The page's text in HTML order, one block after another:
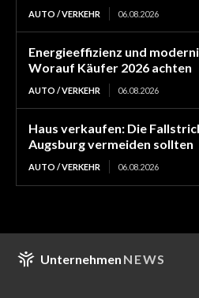
AUTO / VERKEHR 06.08.2026
Energieeffizienz und
Worauf Käufer 2026 achten
AUTO / VERKEHR 06.08.2026
Haus verkaufen: Die
Augsburg vermeiden sollten
AUTO / VERKEHR 06.08.2026
Unternehmen NEWS